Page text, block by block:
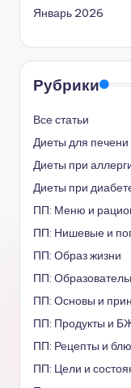
Январь 2026
Рубрики
Все статьи
Диеты для
Диеты при
Диеты при
ПП: Меню и
ПП: Нишевые и
ПП: Образ жизни
ПП:
ПП: Основы и
ПП: Продукты и
ПП: Рецепты и
ПП: Цели и